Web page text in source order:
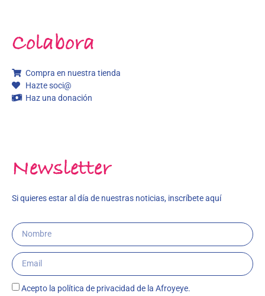
Colabora
Compra en nuestra tienda
Hazte soci@
Haz una donación
Newsletter
Si quieres estar al día de nuestras noticias, inscríbete aquí
Acepto la política de privacidad de la Afroyeye.